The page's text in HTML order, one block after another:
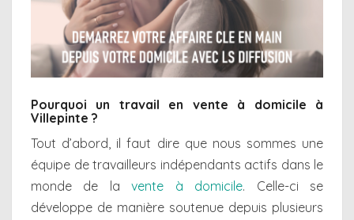
Pourquoi un travail en vente à domicile à
Villepinte ?
Tout d’abord, il faut dire que nous sommes une
équipe de travailleurs indépendants actifs dans le
monde de lavente à domicile. Celle-ci se
développe de manière soutenue depuis plusieurs